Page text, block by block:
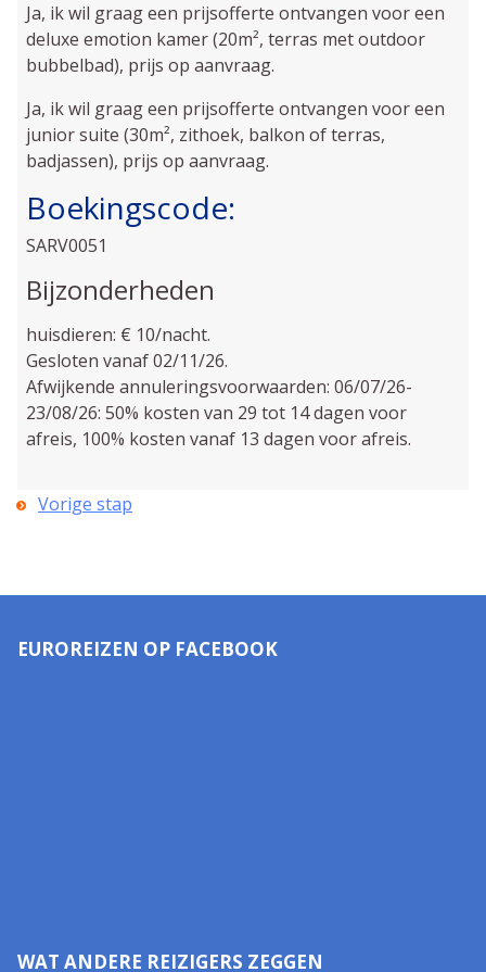
Ja, ik wil graag een prijsofferte ontvangen voor een
deluxe emotion kamer (20m², terras met outdoor
bubbelbad), prijs op aanvraag.
Ja, ik wil graag een prijsofferte ontvangen voor een
junior suite (30m², zithoek, balkon of terras,
badjassen), prijs op aanvraag.
Boekingscode:
SARV0051
Bijzonderheden
huisdieren: € 10/nacht.
Gesloten vanaf 02/11/26.
Afwijkende annuleringsvoorwaarden: 06/07/26-
23/08/26: 50% kosten van 29 tot 14 dagen voor
afreis, 100% kosten vanaf 13 dagen voor afreis.
Vorige stap